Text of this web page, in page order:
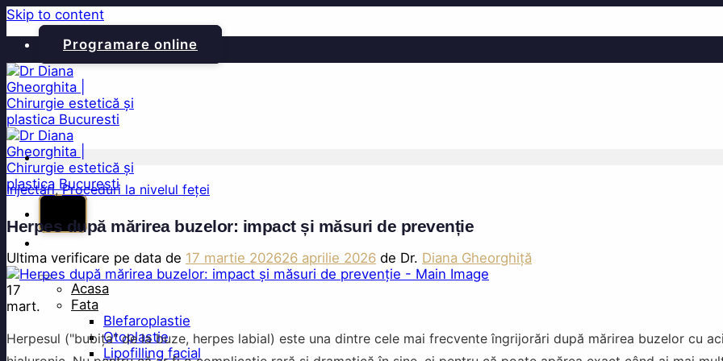
Skip to content
Programare online
Acasa
Fata
Blefaroplastie
Otoplastie
Lipofilling facial
Injectări,Proceduri la nivelul feței
Herpes după mărirea buzelor: impact și măsuri de prevenție
Ultima verificare pe data de 17 martie 202626 aprilie 2026 de Dr. Diana Gheorghiță
17
mart.
Herpesul ("bubița" de la buze, herpes labial) este una dintre cele mai frecvente îngrijorări după mărirea buzelor cu